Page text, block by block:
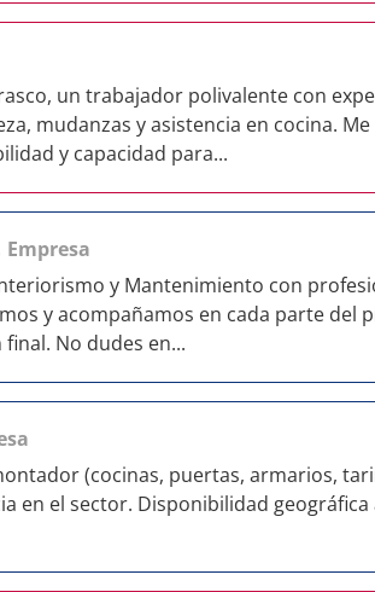
un trabajador polivalente con
mudanzas y asistencia en cocina.
y capacidad para...
Empresa
y Mantenimiento con
y acompañamos en cada parte del
No dudes en...
(cocinas, puertas, armarios,
en el sector. Disponibilidad